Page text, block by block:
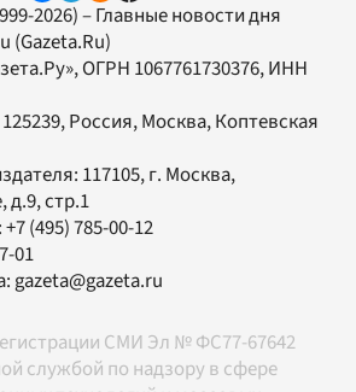
2026) – Главные новости дня
(Gazeta.Ru)
, ОГРН 1067761730376, ИНН
Россия, Москва, Коптевская
117105, г. Москва,
стр.1
+7 (495) 785-00-12
01
gazeta@gazeta.ru
СМИ Эл № ФС77-67642
службой по надзору в сфере